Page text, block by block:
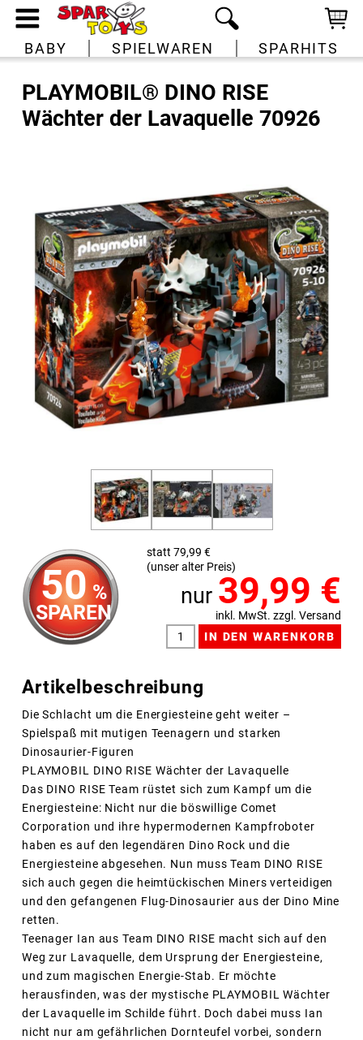
BABY SPIELWAREN SPARHITS
PLAYMOBIL® DINO RISE
Wächter der Lavaquelle 70926
50 %
SPAREN
statt 79,99 €
(unser alter Preis)
nur 39,99 €
inkl. MwSt. zzgl. Versand
Artikelbeschreibung
Die Schlacht um die Energiesteine geht weiter –
Spielspaß mit mutigen Teenagern und starken
Dinosaurier-Figuren
PLAYMOBIL DINO RISE Wächter der Lavaquelle
Das DINO RISE Team rüstet sich zum Kampf um die
Energiesteine: Nicht nur die böswillige Comet
Corporation und ihre hypermodernen Kampfroboter
haben es auf den legendären Dino Rock und die
Energiesteine abgesehen. Nun muss Team DINO RISE
sich auch gegen die heimtückischen Miners verteidigen
und den gefangenen Flug-Dinosaurier aus der Dino Mine
retten.
Teenager Ian aus Team DINO RISE macht sich auf den
Weg zur Lavaquelle, dem Ursprung der Energiesteine,
und zum magischen Energie-Stab. Er möchte
herausfinden, was der mystische PLAYMOBIL Wächter
der Lavaquelle im Schilde führt. Doch dabei muss Ian
nicht nur am gefährlichen Dornteufel vorbei, sondern